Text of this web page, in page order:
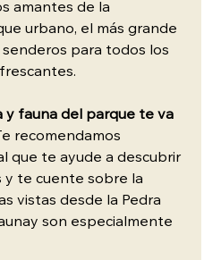
amantes de la
urbano, el más grande
para todos los
y fauna del parque te va
recomendamos
que te ayude a descubrir
y te cuente sobre la
vistas desde la Pedra
son especialmente